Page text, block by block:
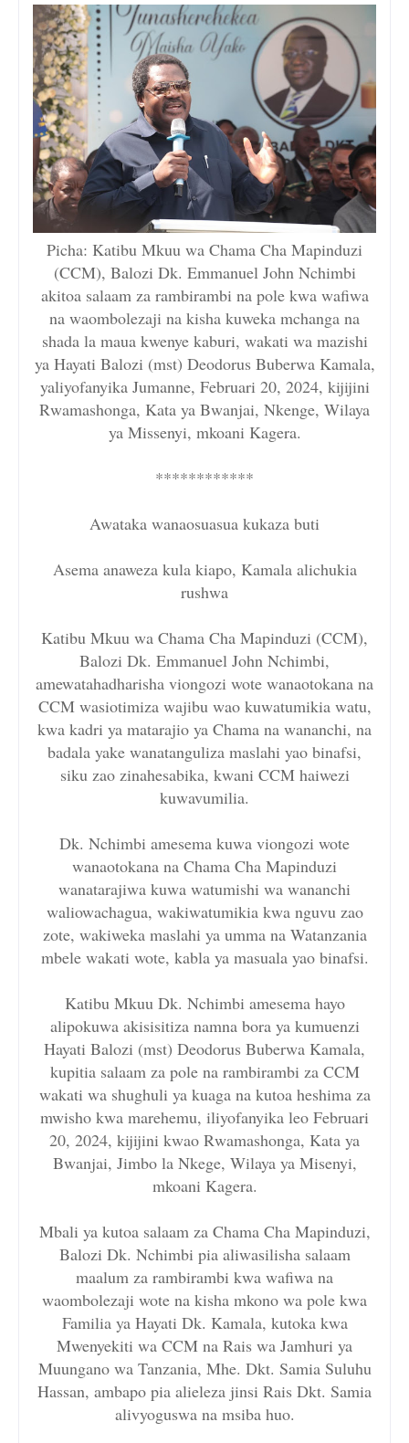
Picha: Katibu Mkuu wa Chama Cha Mapinduzi
(CCM), Balozi Dk. Emmanuel John Nchimbi
akitoa salaam za rambirambi na pole kwa wafiwa
na waombolezaji na kisha kuweka mchanga na
shada la maua kwenye kaburi, wakati wa mazishi
ya Hayati Balozi (mst) Deodorus Buberwa Kamala,
yaliyofanyika Jumanne, Februari 20, 2024, kijijini
Rwamashonga, Kata ya Bwanjai, Nkenge, Wilaya
ya Missenyi, mkoani Kagera.
************
Awataka wanaosuasua kukaza buti
Asema anaweza kula kiapo, Kamala alichukia
rushwa
Katibu Mkuu wa Chama Cha Mapinduzi (CCM),
Balozi Dk. Emmanuel John Nchimbi,
amewatahadharisha viongozi wote wanaotokana na
CCM wasiotimiza wajibu wao kuwatumikia watu,
kwa kadri ya matarajio ya Chama na wananchi, na
badala yake wanatanguliza maslahi yao binafsi,
siku zao zinahesabika, kwani CCM haiwezi
kuwavumilia.
Dk. Nchimbi amesema kuwa viongozi wote
wanaotokana na Chama Cha Mapinduzi
wanatarajiwa kuwa watumishi wa wananchi
waliowachagua, wakiwatumikia kwa nguvu zao
zote, wakiweka maslahi ya umma na Watanzania
mbele wakati wote, kabla ya masuala yao binafsi.
Katibu Mkuu Dk. Nchimbi amesema hayo
alipokuwa akisisitiza namna bora ya kumuenzi
Hayati Balozi (mst) Deodorus Buberwa Kamala,
kupitia salaam za pole na rambirambi za CCM
wakati wa shughuli ya kuaga na kutoa heshima za
mwisho kwa marehemu, iliyofanyika leo Februari
20, 2024, kijijini kwao Rwamashonga, Kata ya
Bwanjai, Jimbo la Nkege, Wilaya ya Misenyi,
mkoani Kagera.
Mbali ya kutoa salaam za Chama Cha Mapinduzi,
Balozi Dk. Nchimbi pia aliwasilisha salaam
maalum za rambirambi kwa wafiwa na
waombolezaji wote na kisha mkono wa pole kwa
Familia ya Hayati Dk. Kamala, kutoka kwa
Mwenyekiti wa CCM na Rais wa Jamhuri ya
Muungano wa Tanzania, Mhe. Dkt. Samia Suluhu
Hassan, ambapo pia alieleza jinsi Rais Dkt. Samia
alivyoguswa na msiba huo.